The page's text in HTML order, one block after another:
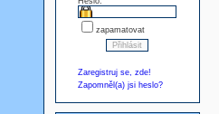
zapamatovat
Zaregistruj se, zde!
Zapomněl(a) jsi heslo?